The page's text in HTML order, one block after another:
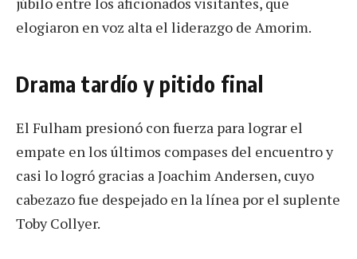
elogiaron en voz alta el liderazgo de Amorim.
Drama tardío y pitido final
El Fulham presionó con fuerza para lograr el
empate en los últimos compases del encuentro y
casi lo logró gracias a Joachim Andersen, cuyo
cabezazo fue despejado en la línea por el suplente
Toby Collyer.